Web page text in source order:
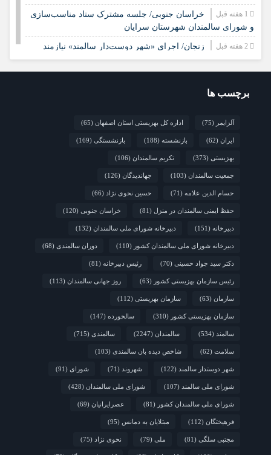
خراسان جنوبی/ جلسه مشترک ستاد مناسب‌سازی
و شورای سالمندان شهرستان سرایان
زنجان/ اجرای «شهر دوست‌دار سالمند» نیازمند
مشارکت همه دستگاه‌هاست
محلی و مشارکت اجتماعی
مورد چگونگی مشارکت رویکردهای جامعه‌محور در سالمندی سالم
فارس/ سه‌گانه افتتاح مراکز سالمندان در هفته
بهزیستی؛ پاسداشت مقام مادربزرگ‌ها و پدربزرگ‌ها
برچسب ها
آلزایمر (75) اداره کل بهزیستی استان اصفهان (65)
ایران (62) بازنشسته (188) بازنشستگی (169)
بهزیستی (373) تکریم سالمندان (106)
جمعیت سالمندان (103) جهاندیدگان (126)
حسام الدین علامه (71) حسین نحوی نژاد (66)
حفظ ایمنی سالمندان در منزل (81) خراسان جنوبی (120)
دبیرخانه (151) دبیرخانه شورای ملی سالمندان (132)
دبیرخانه شورای ملی سالمندان کشور (110) دوران سالمندی (68)
دکتر سید جواد حسینی (70) رئیس دبیرخانه (81)
رئیس سازمان بهزیستی کشور (63) روز جهانی سالمندان (113)
سازمان (63) سازمان بهزیستی (112)
سازمان بهزیستی کشور (310) سالخورده (147)
سالمند (534) سالمندان (2247) سالمندی (715)
سلامت (62) شاخص دیده بان سالمندی (103)
شهر دوستدار سالمند (122) شهروند (71) شورای (91)
شورای ملی سالمند (107) شورای ملی سالمندان (428)
شورای ملی سالمندان کشور (81) عصرایرانیان (69)
فرهیختگان (112) مبتلایان به دمانس (95)
مجتبی سلگی (81) ملی (79) نحوی نژاد (75)